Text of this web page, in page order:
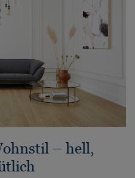
– hell,